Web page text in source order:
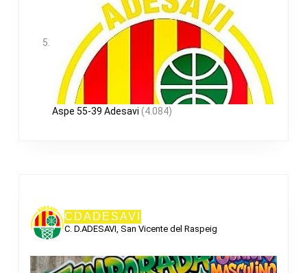
Aspe 55-39 Adesavi (4.084)
CDADESAVI
C. D.ADESAVI, San Vicente del Raspeig